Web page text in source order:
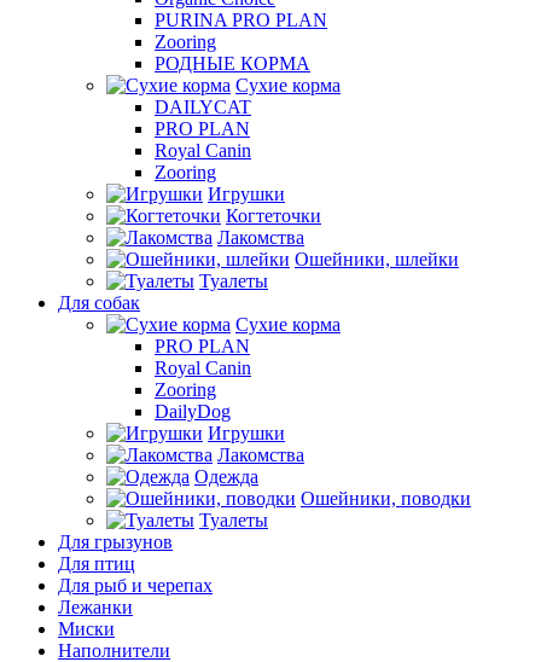
PURINA PRO PLAN
Zooring
РОДНЫЕ КОРМА
Сухие корма
DAILYCAT
PRO PLAN
Royal Canin
Zooring
Игрушки
Когтеточки
Лакомства
Ошейники, шлейки
Туалеты
Для собак
Сухие корма
PRO PLAN
Royal Canin
Zooring
DailyDog
Игрушки
Лакомства
Одежда
Ошейники, поводки
Туалеты
Для грызунов
Для птиц
Для рыб и черепах
Лежанки
Миски
Наполнители